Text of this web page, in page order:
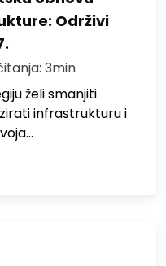
Održivi
3min
želi smanjiti
infrastrukturu i